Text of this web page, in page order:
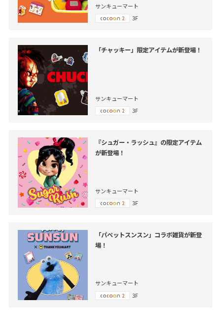
サンキューマート
3F
「チャッキー」限定アイテムが新登場！
サンキューマート
3F
『シュガー・ラッシュ』の限定アイテム
が新登場！
サンキューマート
3F
「パペットスンスン」コラボ雑貨が新登
場！
サンキューマート
3F